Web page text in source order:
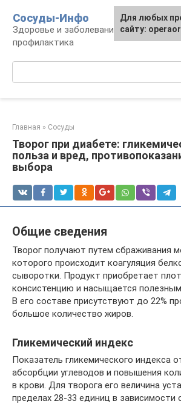
контенту
Сосуды-Инфо
Здоровье и заболевания сосудов и
профилактика
Главная » Сосуды
Творог при диабете:
польза и вред,
выбора
Общие сведения
Творог получают путем сбраживания
которого происходит коагуляция
сыворотки. Продукт приобретает
консистенцию и насыщается
В его составе присутствуют до 22%
большое количество жиров.
Гликемический индекс
Показатель гликемического индекса
абсорбции углеводов и повышения
в крови. Для творога его величина
пределах 28-33 единиц в
Для любых
сайту: